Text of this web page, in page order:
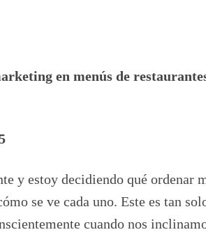
en menús de
y estoy decidiendo qué ordenar
se ve cada uno. Este es tan
cuando nos